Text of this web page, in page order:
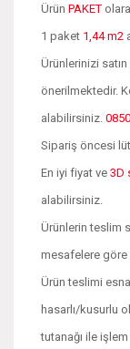
Ürün PAKET
1 paket 1,44 m2
Ürünlerinizi satın
önerilmektedir.
alabilirsiniz.
Sipariş öncesi
En iyi fiyat ve 3D
alabilirsiniz.
Ürünlerin teslim
mesafelere
Ürün teslimi
hasarlı/kusurlu
tutanağı ile